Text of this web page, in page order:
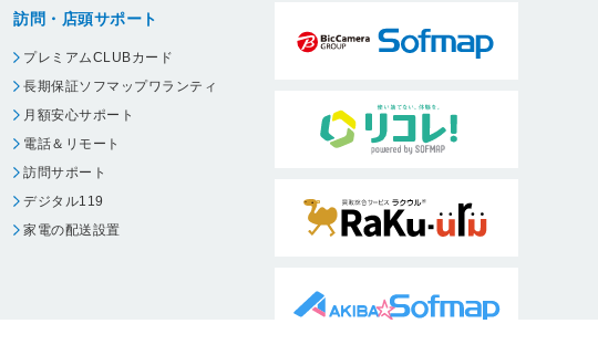
訪問・店頭サポート
プレミアムCLUBカード
長期保証ソフマップワランティ
月額安心サポート
電話＆リモート
訪問サポート
デジタル119
家電の配送設置